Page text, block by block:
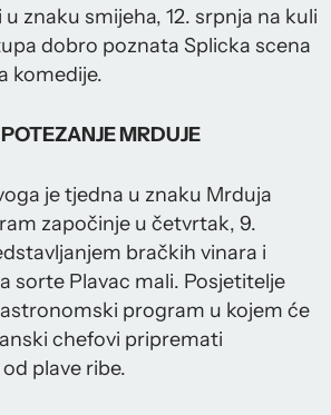
znaku smijeha, 12. srpnja na kuli
dobro poznata Splicka scena
komedije.
MRDUJE
je tjedna u znaku Mrduja
započinje u četvrtak, 9.
bračkih vinara i
sorte Plavac mali. Posjetitelje
program u kojem će
chefovi pripremati
plave ribe.